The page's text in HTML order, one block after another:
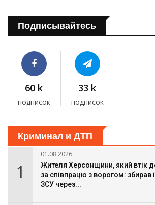
Подписывайтесь
60 k
подписок
33 k
подписок
Криминал и ДТП
1
01.08.2026
Жителя Херсонщини, який втік
за співпрацю з ворогом:
ЗСУ через...